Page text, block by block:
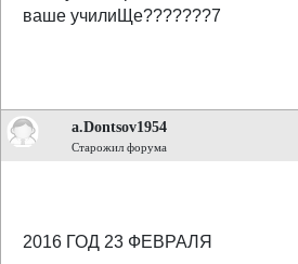
ваше училиЩе???????7
a.Dontsov1954
Старожил форума
2016 ГОД 23 ФЕВРАЛЯ